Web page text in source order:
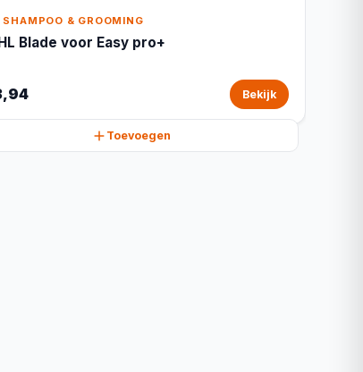
SHAMPOO & GROOMING
Blade voor Easy pro+
Bekijk
Toevoegen